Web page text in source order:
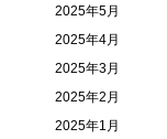
2025年5月
2025年4月
2025年3月
2025年2月
2025年1月